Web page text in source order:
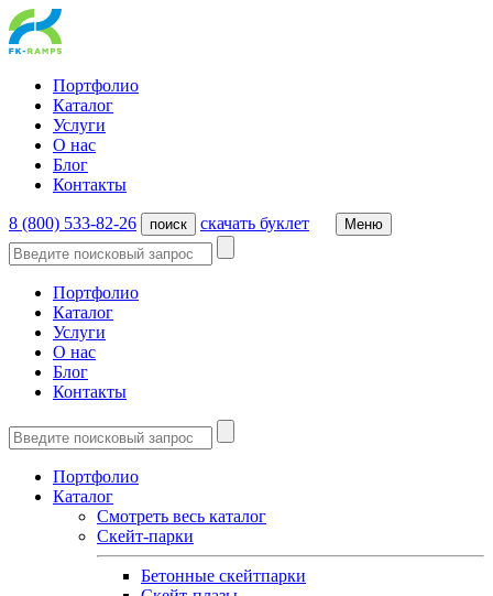
Портфолио
Каталог
Услуги
О нас
Блог
Контакты
8 (800) 533-82-26 поиск cкачать буклет Меню
Портфолио
Каталог
Услуги
О нас
Блог
Контакты
Портфолио
Каталог
Смотреть весь каталог
Скейт-парки
Бетонные скейтпарки